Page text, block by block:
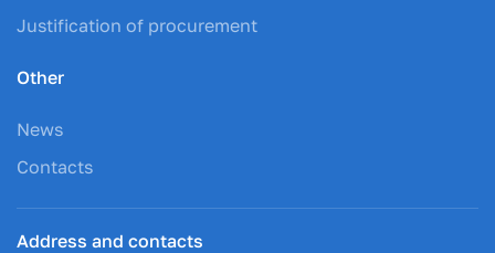
Justification of procurement
Other
News
Contacts
Address and contacts